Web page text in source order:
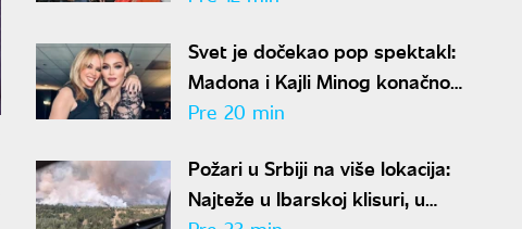
Svet je dočekao pop spektakl:
Madona i Kajli Minog konačno
objavile zajedničku pesmu
Pre 20 min
Požari u Srbiji na više lokacija:
Najteže u Ibarskoj klisuri, u